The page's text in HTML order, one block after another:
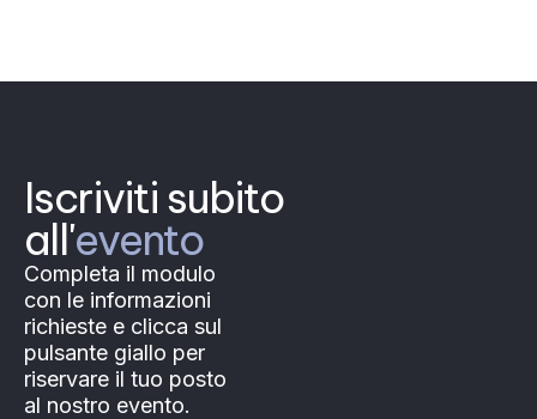
Iscriviti subito
all'evento
Completa il modulo
con le informazioni
richieste e clicca sul
pulsante giallo per
riservare il tuo posto
al nostro evento.